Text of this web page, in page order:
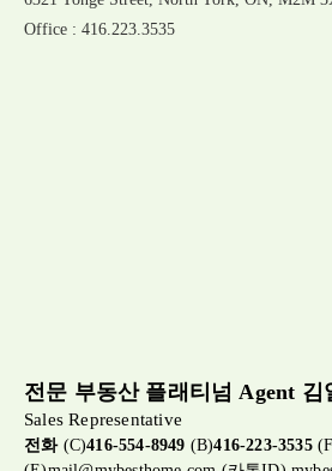
Office : 416.223.3535
전문 부동산 플래티넘 Agent 김
Sales Representative
전화(C)416-554-8949 (B)416-223-3535